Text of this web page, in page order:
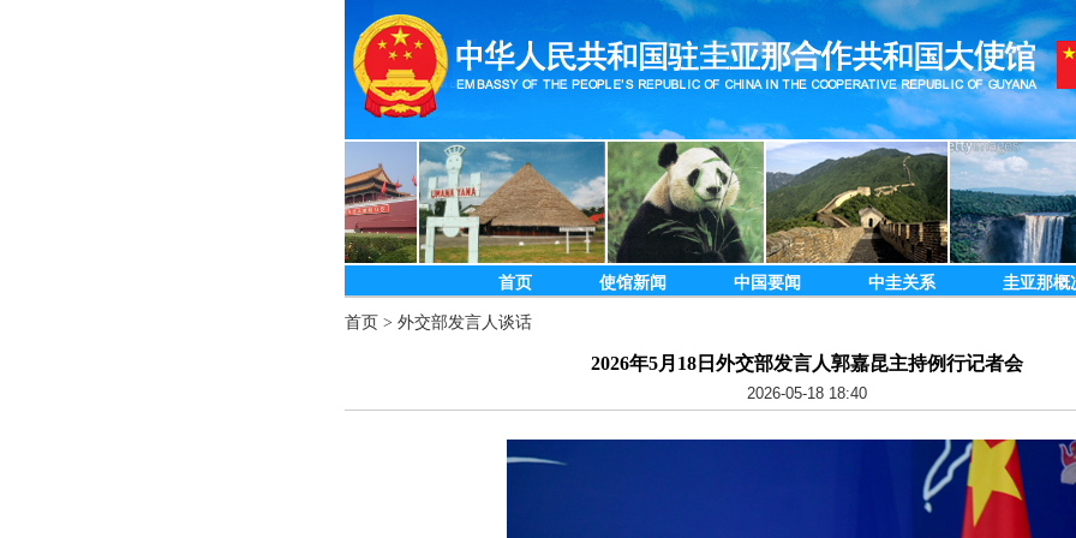
首页 使馆新闻 中国要闻 中圭关系 圭亚那概
首页 > 外交部发言人谈话
2026年5月18日外交部发言人郭嘉昆主持例行记者会
2026-05-18 18:40